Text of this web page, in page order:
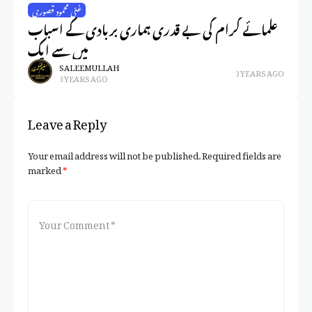
غنی محمود قصوری
علمائے کرام کی بے قدری ہماری بربادی کے اسباب
میں سے ایک
SALEEM ULLAH
3 YEARS AGO 3 YEARS AGO
Leave a Reply
Your email address will not be published.Required fields are
marked*